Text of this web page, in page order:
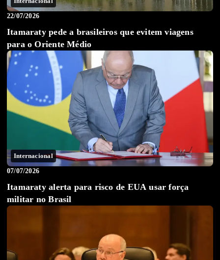
22/07/2026
Itamaraty pede a brasileiros que evitem viagens
para o Oriente Médio
Internacional
07/07/2026
Itamaraty alerta para risco de EUA usar força
militar no Brasil